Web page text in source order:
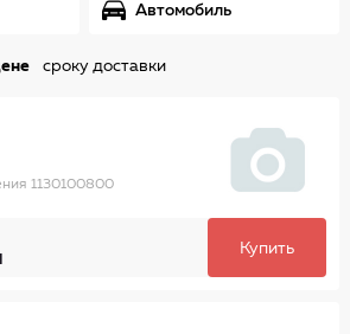
Автомобиль
сроку доставки
1130100800
Купить